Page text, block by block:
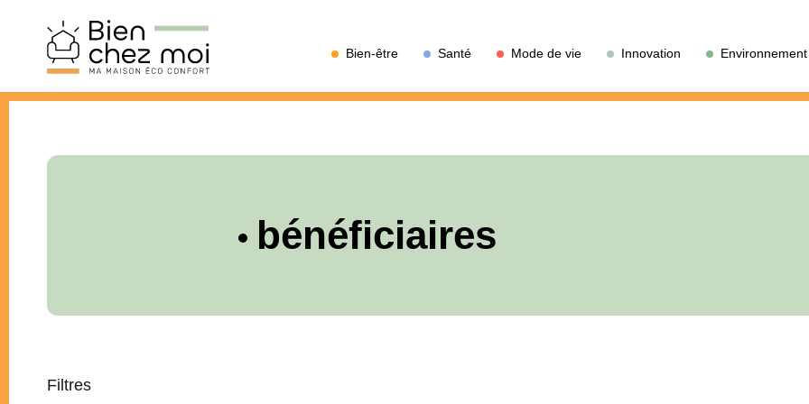
Bien-être Santé Mode de vie Innovation Environnement
bénéficiaires
Filtres